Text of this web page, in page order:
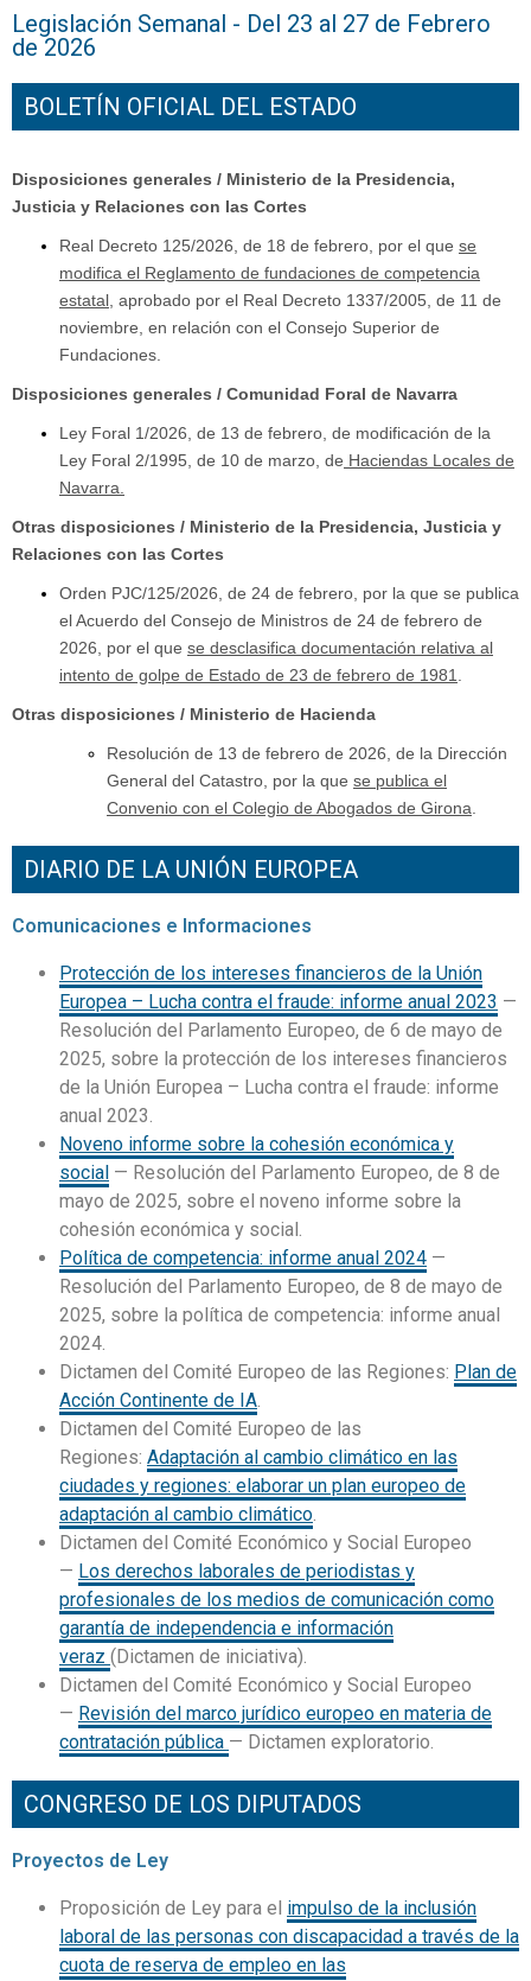
Legislación Semanal - Del 23 al 27 de Febrero
de 2026
BOLETÍN OFICIAL DEL ESTADO
Disposiciones generales / Ministerio de la Presidencia,
Justicia y Relaciones con las Cortes
Real Decreto 125/2026, de 18 de febrero, por el que se
modifica el Reglamento de fundaciones de competencia
estatal, aprobado por el Real Decreto 1337/2005, de 11 de
noviembre, en relación con el Consejo Superior de
Fundaciones.
Disposiciones generales / Comunidad Foral de Navarra
Ley Foral 1/2026, de 13 de febrero, de modificación de la
Ley Foral 2/1995, de 10 de marzo, de Haciendas Locales de
Navarra.
Otras disposiciones / Ministerio de la Presidencia, Justicia y
Relaciones con las Cortes
Orden PJC/125/2026, de 24 de febrero, por la que se publica
el Acuerdo del Consejo de Ministros de 24 de febrero de
2026, por el que se desclasifica documentación relativa al
intento de golpe de Estado de 23 de febrero de 1981
Otras disposiciones / Ministerio de Hacienda
Resolución de 13 de febrero de 2026, de la Dirección
General del Catastro, por la que se publica el
Convenio con el Colegio de Abogados de Girona
DIARIO DE LA UNIÓN EUROPEA
Comunicaciones e Informaciones
Protección de los intereses financieros de la Unión
Europea – Lucha contra el fraude: informe anual 2023 —
Resolución del Parlamento Europeo, de 6 de mayo de
2025, sobre la protección de los intereses financieros
de la Unión Europea – Lucha contra el fraude: informe
anual 2023.
Noveno informe sobre la cohesión económica y
social — Resolución del Parlamento Europeo, de 8 de
mayo de 2025, sobre el noveno informe sobre la
cohesión económica y social.
Política de competencia: informe anual 2024 —
Resolución del Parlamento Europeo, de 8 de mayo de
2025, sobre la política de competencia: informe anual
2024.
Dictamen del Comité Europeo de las Regiones: Plan de
Acción Continente de IA.
Dictamen del Comité Europeo de las
Regiones: Adaptación al cambio climático en las
ciudades y regiones: elaborar un plan europeo de
adaptación al cambio climático.
Dictamen del Comité Económico y Social Europeo
— Los derechos laborales de periodistas y
profesionales de los medios de comunicación como
garantía de independencia e información
veraz (Dictamen de iniciativa).
Dictamen del Comité Económico y Social Europeo
— Revisión del marco jurídico europeo en materia de
contratación pública — Dictamen exploratorio.
CONGRESO DE LOS DIPUTADOS
Proyectos de Ley
Proposición de Ley para el impulso de la inclusión
laboral de las personas con discapacidad a través de la
cuota de reserva de empleo en las